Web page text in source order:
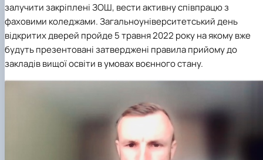
залучити закріплені ЗОШ, вести активну співпрацю з
фаховими коледжами. Загальноуніверситетський день
відкритих дверей пройде5 травня 2022 рокуна якому вже
будуть презентовані затверджені правила прийому до
закладів вищої освіти в умовах воєнного стану.